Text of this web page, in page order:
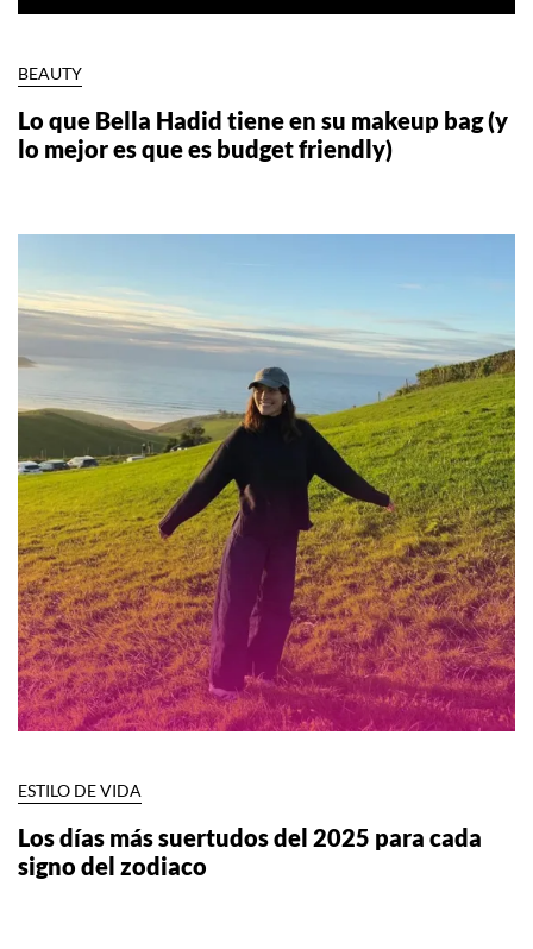
BEAUTY
Lo que Bella Hadid tiene en su makeup bag (y
lo mejor es que es budget friendly)
ESTILO DE VIDA
Los días más suertudos del 2025 para cada
signo del zodiaco